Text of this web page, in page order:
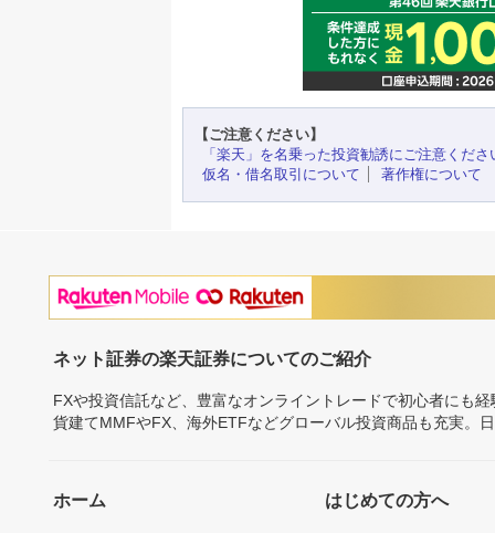
【ご注意ください】
「楽天」を名乗った投資勧誘にご注意くださ
仮名・借名取引について
著作権について
ネット証券の楽天証券についてのご紹介
FXや投資信託など、豊富なオンライントレードで初心者にも
貨建てMMFやFX、海外ETFなどグローバル投資商品も充実。
ホーム はじめての方へ